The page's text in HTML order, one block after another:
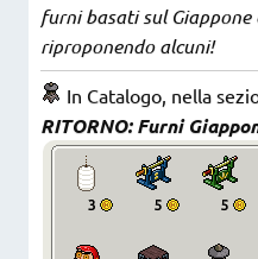
furni basati sul Giappone
riproponendo alcuni!
In Catalogo, nella
RITORNO: Furni